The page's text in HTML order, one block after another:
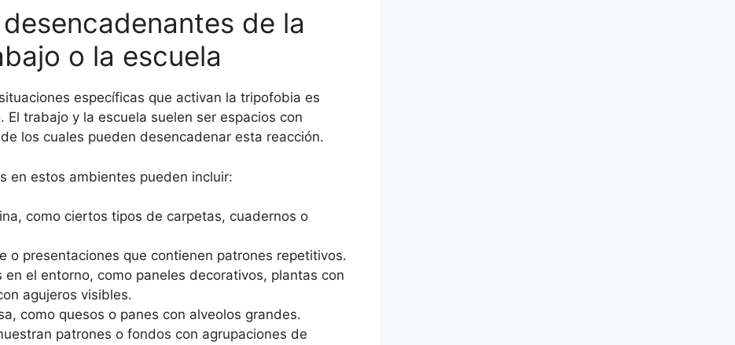
de la
o la escuela
específicas que activan la tripofobia es
trabajo y la escuela suelen ser espacios con
los cuales pueden desencadenar esta reacción.
en estos ambientes pueden incluir:
como ciertos tipos de carpetas, cuadernos o
o presentaciones que contienen patrones repetitivos.
el entorno, como paneles decorativos, plantas con
agujeros visibles.
como quesos o panes con alveolos grandes.
patrones o fondos con agrupaciones de